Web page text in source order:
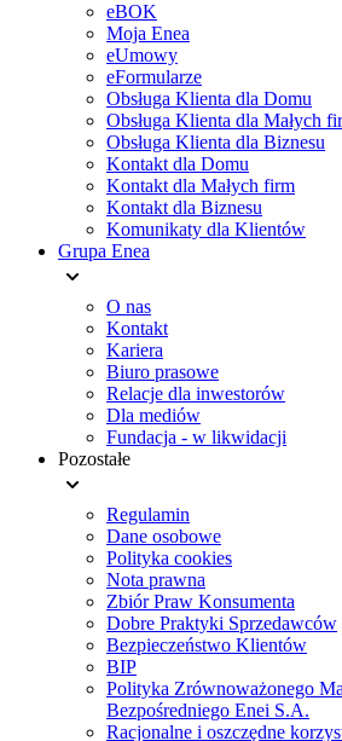
eBOK
Moja Enea
eUmowy
eFormularze
Obsługa Klienta dla Domu
Obsługa Klienta dla Małych
Obsługa Klienta dla Biznesu
Kontakt dla Domu
Kontakt dla Małych firm
Kontakt dla Biznesu
Komunikaty dla Klientów
Grupa Enea
O nas
Kontakt
Kariera
Biuro prasowe
Relacje dla inwestorów
Dla mediów
Fundacja - w likwidacji
Pozostałe
Regulamin
Dane osobowe
Polityka cookies
Nota prawna
Zbiór Praw Konsumenta
Dobre Praktyki Sprzedawców
Bezpieczeństwo Klientów
BIP
Polityka Zrównoważonego
Bezpośredniego Enei S.A.
Racjonalne i oszczędne